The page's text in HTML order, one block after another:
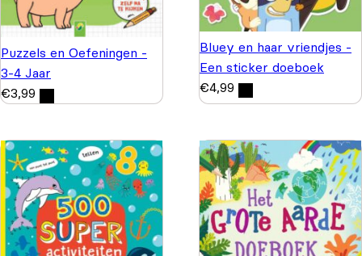
Puzzels en Oefeningen -
3-4 Jaar
€3,99
Bluey en haar vriendjes -
Een sticker doeboek
€4,99